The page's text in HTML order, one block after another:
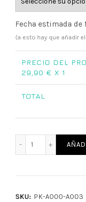
Fecha estimada
(a esto hay que añadir
PRECIO DEL
29,90 € X 1
TOTAL
Pack de
SKU: PK-A000-A003